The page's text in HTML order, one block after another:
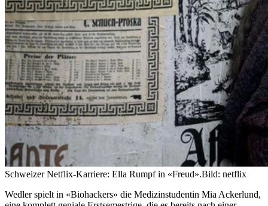
Schweizer Netflix-Karriere: Ella Rumpf in «Freud».Bild: netflix
Wedler spielt in «Biohackers» die Medizinstudentin Mia Ackerlund,